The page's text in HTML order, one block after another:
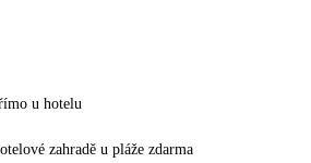
u hotelu
zahradě u pláže zdarma